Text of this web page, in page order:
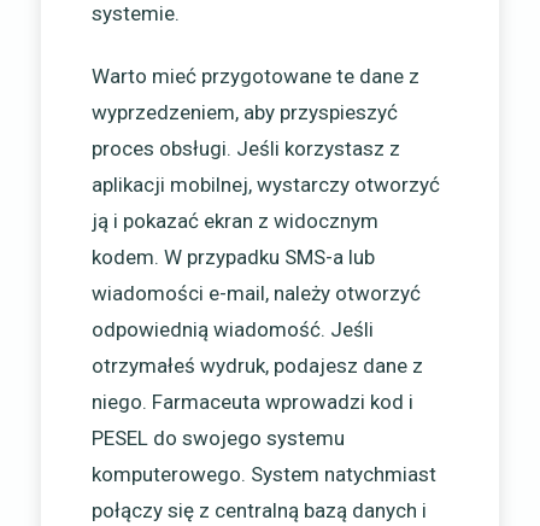
systemie.
Warto mieć przygotowane te dane z
wyprzedzeniem, aby przyspieszyć
proces obsługi. Jeśli korzystasz z
aplikacji mobilnej, wystarczy otworzyć
ją i pokazać ekran z widocznym
kodem. W przypadku SMS-a lub
wiadomości e-mail, należy otworzyć
odpowiednią wiadomość. Jeśli
otrzymałeś wydruk, podajesz dane z
niego. Farmaceuta wprowadzi kod i
PESEL do swojego systemu
komputerowego. System natychmiast
połączy się z centralną bazą danych i